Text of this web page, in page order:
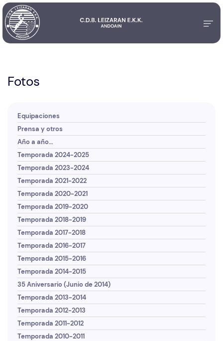
Fotos
Equipaciones
Prensa y otros
Año a año…
Temporada 2024-2025
Temporada 2023-2024
Temporada 2021-2022
Temporada 2020-2021
Temporada 2019-2020
Temporada 2018-2019
Temporada 2017-2018
Temporada 2016-2017
Temporada 2015-2016
Temporada 2014-2015
35 Aniversario (Junio de 2014)
Temporada 2013-2014
Temporada 2012-2013
Temporada 2011-2012
Temporada 2010-2011